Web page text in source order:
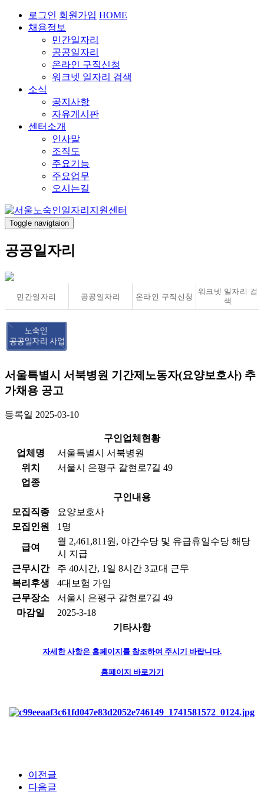
로그인 회원가입 HOME
채용정보
민간일자리
공공일자리
온라인 구직신청
워크넷 일자리 검색
소식
공지사항
자유게시판
센터소개
인사말
조직도
주요기능
주요업무
오시는길
Toggle navigtaion
공공일자리
민간일자리 공공일자리 온라인 구직신청
워크넷 일자리 검
색
서울특별시 서북병원 기간제노동자(요양보호사) 추
가채용 공고
등록일 2025-03-10
구인업체현황
업체명
서울특별시 서북병원
위치
서울시 은평구 갈현로7길 49
업종
구인내용
모집직종
요양보호사
모집인원
1명
급여
월 2,461,811원, 야간수당 및 유급휴일수당 해당
시 지급
근무시간
주 40시간, 1일 8시간 3교대 근무
복리후생
4대보험 가입
근무장소
서울시 은평구 갈현로7길 49
마감일
2025-3-18
기타사항
자세한 사항은 홈페이지를 참조하여 주시기 바랍니다.
홈페이지 바로가기
이전글
다음글